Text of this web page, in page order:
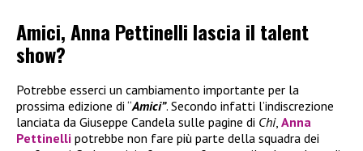
Amici, Anna Pettinelli lascia il talent
show?
Potrebbe esserci un cambiamento importante per la
prossima edizione di “Amici”. Secondo infatti l’indiscrezione
lanciata da Giuseppe Candela sulle pagine di Chi, Anna
Pettinelli potrebbe non fare più parte della squadra dei